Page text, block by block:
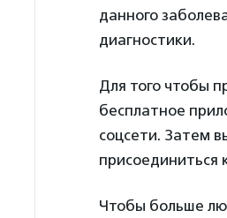
данного
диагностики.
Для того чтобы
бесплатное
соцсети. Затем
присоединиться
Чтобы больше